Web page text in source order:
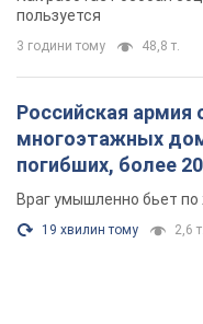
пользуется
3 години тому 48,8 т.
Российская армия
многоэтажных
погибших, более
Враг умышленно бьет
19 хвилин тому 2,6 т.